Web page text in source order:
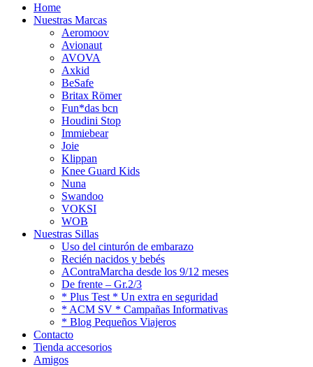
Home
Nuestras Marcas
Aeromoov
Avionaut
AVOVA
Axkid
BeSafe
Britax Römer
Fun*das bcn
Houdini Stop
Immiebear
Joie
Klippan
Knee Guard Kids
Nuna
Swandoo
VOKSI
WOB
Nuestras Sillas
Uso del cinturón de embarazo
Recién nacidos y bebés
AContraMarcha desde los 9/12 meses
De frente – Gr.2/3
* Plus Test * Un extra en seguridad
* ACM SV * Campañas Informativas
* Blog Pequeños Viajeros
Contacto
Tienda accesorios
Amigos